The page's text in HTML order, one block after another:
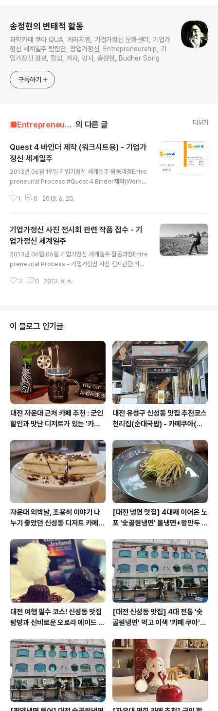
송정현의 변태적 활동
과학카페 쿠아 QUA, 게러지엠, 기업가정신 문화센터, 기업가
정신 세계일주 탐험단, 창업가정신, Entrepreneurship, 기
업가정신 정보, 칼럼, 저자, 강사, 송정현, Budher Song
구독하기
■Entrepreneur■■■/Entrepreneur's Way 의 다른 글 더보기
Quest 4 바인더 제작 (워크시트용) - 기업가
정신 세계일주
2013년 06월 19일 기업가정신 세계일주 활동과정Entre
preneurial Process #Quest 4 Binder제작(Works
게 줄 수 있을 것 같다.기존에는 포치키스로 찝어서 참가자
라 Quest 4의 각 단계별로 어떤 내용인지 체크를 할 수 있
도록 제작했다. 하나의 디자인으로 각 단계별로 범용적으
로 사용할 수 있는 유용함을 강조! ~ 이름하야 ~ Quest 4
Action Package!! 직접 시안 디자인 하느라 4시간 동안
끙끙거리며 혼자 PPT에서 디자인.실제 제작사이즈와 동
일하게 작업을 했고, 아직 1차 시안인..
1 0 2013. 6. 20.
기업가정신 사진 전시회 관련 작품 접수 - 기
업가정신 세계일주
2013년 06월 06일 기업가정신 세계일주 활동과정Entre
preneurial Process - 기업가정신 사진 전시관련 작품
공지를 하게 되어 기쁩니다.얼마 전, 서울과학기술대학교
에서도 사진 전시회 및 다큐 상영회를 가져 기업가정신과
창업분야 관계자분들로부터 많은 관심을 받았습니다. 해당
행사와는 별개로, 기업가정신 사진 전시회를 보다 풍성하
게 구성해보고 싶어서.. 각 분야의 전문가 분들께 몇몇 사진
작품들을 받아서 대한민국의 기업가정신 확산 활동을 지속
적으로 전개해나가고 싶습니다..
3 0 2013. 6. 6.
이 블로그 인기글
대전 자운대 근처 카페 추천 : 군인
할인과 맛난 디저트가 있는 '카페
대전 유성구 신성동 맛집 추천코스
천리집(순대국밥) - 카페쿠아(커
자운대 외박날, 조용히 이야기 나
누기 좋았던 신성동 디저트 카페
[대전 냉면 맛집] 4대째 이어온 노
포 '숯골원냉면' 물냉면+왕만두 조
대전 여행 필수 코스! 신성동 맛집
탐방과 신비로운 오로라 에이드 체
[대전 신성동 맛집] 4대 전통 '숯
골원냉면' 먹고 이색 '카페 쿠아'로